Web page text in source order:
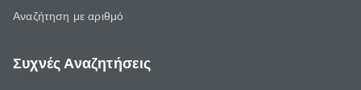
Αναζήτηση με αριθμό
Συχνές Αναζητήσεις